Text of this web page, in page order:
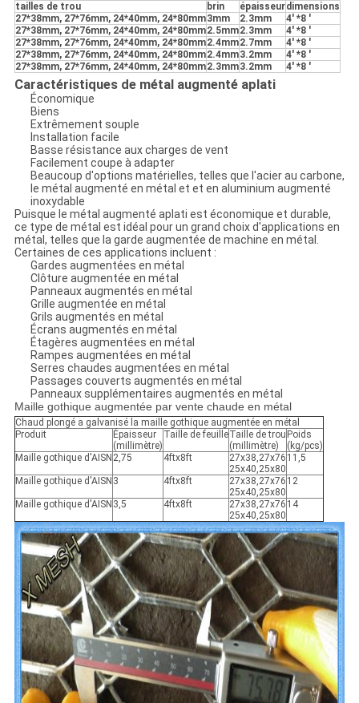
tailles de trou brin épaisseurdimensions
27*38mm, 27*76mm, 24*40mm, 24*80mm3mm 2.3mm
4' *8 '
27*38mm, 27*76mm, 24*40mm, 24*80mm2.5mm2.3mm
4' *8 '
27*38mm, 27*76mm, 24*40mm, 24*80mm2.4mm2.7mm
4' *8 '
27*38mm, 27*76mm, 24*40mm, 24*80mm2.4mm3.2mm
4' *8 '
27*38mm, 27*76mm, 24*40mm, 24*80mm2.3mm3.2mm 4' *8 '
Caractéristiques de métal augmenté aplati
Économique
Biens
Extrêmement souple
Installation facile
Basse résistance aux charges de vent
Facilement coupe à adapter
Beaucoup d'options matérielles, telles que l'acier au carbone,
le métal augmenté en métal et et en aluminium augmenté
inoxydable
Puisque le métal augmenté aplati est économique et durable,
ce type de métal est idéal pour un grand choix d'applications en
métal, telles que la garde augmentée de machine en métal.
Certaines de ces applications incluent :
Gardes augmentées en métal
Clôture augmentée en métal
Panneaux augmentés en métal
Grille augmentée en métal
Grils augmentés en métal
Écrans augmentés en métal
Étagères augmentées en métal
Rampes augmentées en métal
Serres chaudes augmentées en métal
Passages couverts augmentés en métal
Panneaux supplémentaires augmentés en métal
Maille gothique augmentée par vente chaude en métal
Chaud plongé a galvanisé la maille gothique augmentée en métal
Produit
Épaisseur
(millimètre)
Taille de feuilleTaille de trou
(millimètre)
Poids
(kg/pcs)
Maille gothique d'AISN 2,75 4ftx8ft
27x38,27x76
25x40,25x80
11,5
Maille gothique d'AISN 3 4ftx8ft
27x38,27x76
25x40,25x80
12
Maille gothique d'AISN 3,5 4ftx8ft
27x38,27x76
25x40,25x80
14